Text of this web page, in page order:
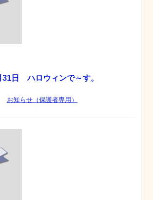
31日 ハロウィンで～す。
お知らせ（保護者専用）